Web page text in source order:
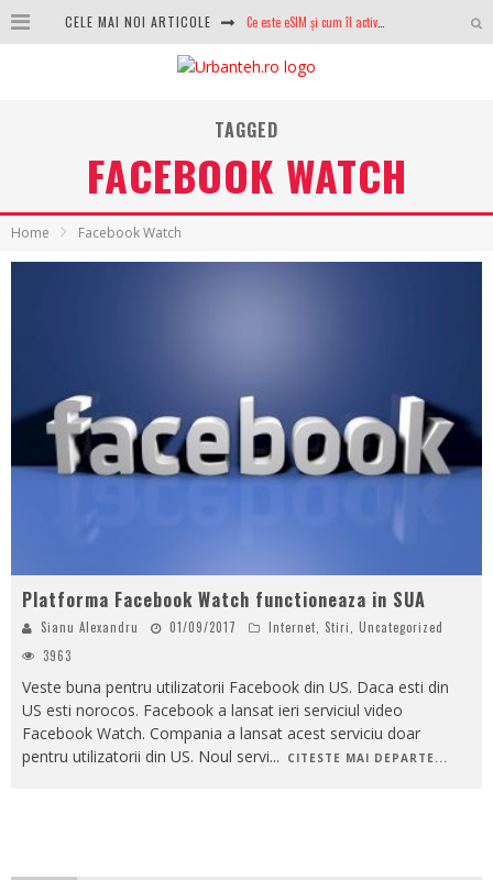
CELE MAI NOI ARTICOLE
Analiza producției fotovoltaice în România – cât produce un sistem solar pe timp de iarnă?
TAGGED
FACEBOOK WATCH
Home Facebook Watch
Platforma Facebook Watch functioneaza in SUA
Sianu Alexandru 01/09/2017 Internet, Stiri, Uncategorized
3963
Veste buna pentru utilizatorii Facebook din US. Daca esti din
US esti norocos. Facebook a lansat ieri serviciul video
Facebook Watch. Compania a lansat acest serviciu doar
pentru utilizatorii din US. Noul servi... CITESTE MAI DEPARTE...